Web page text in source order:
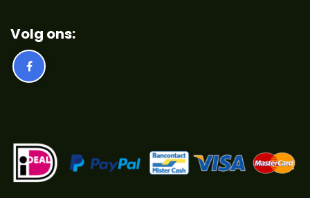
Volg ons: